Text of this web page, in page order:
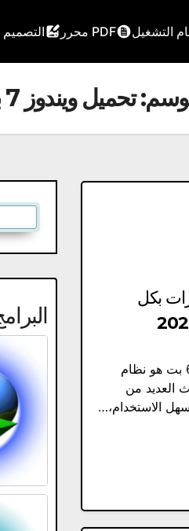
التشغيل PDF محرر
تحميل ويندوز 7 بصيغة iso من ميديا فاير 64 بت
بكل
ما هو ويندوز 7 64 بت؟ تحميل ويندوز 7 64 بت هو نظام
العديد من
الاستخدام،…